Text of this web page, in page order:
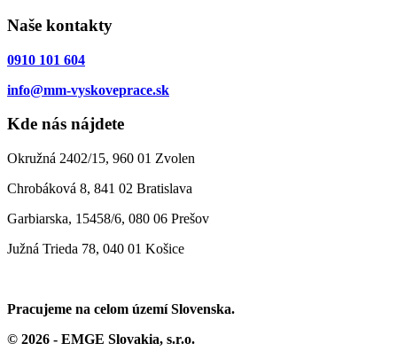
Naše kontakty
0910 101 604
info@mm-vyskoveprace.sk
Kde nás nájdete
Okružná 2402/15, 960 01 Zvolen
Chrobáková 8, 841 02 Bratislava
Garbiarska, 15458/6, 080 06 Prešov
Južná Trieda 78, 040 01 Košice
Pracujeme na celom území Slovenska.
© 2026 - EMGE Slovakia, s.r.o.